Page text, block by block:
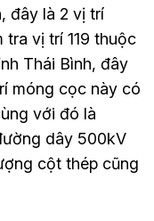
đây là 2 vị trí
vị trí 119 thuộc
Thái Bình, đây
móng cọc này có
với đó là
dây 500kV
cột thép cũng